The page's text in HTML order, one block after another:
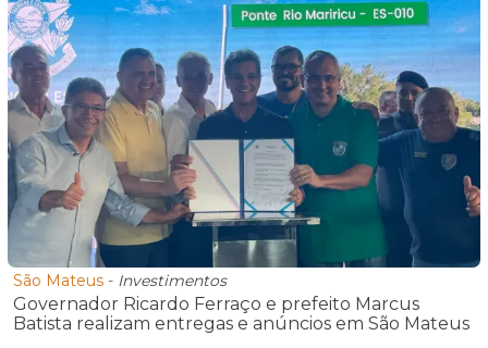
São Mateus - Investimentos
Governador Ricardo Ferraço e prefeito Marcus
Batista realizam entregas e anúncios em São Mateus